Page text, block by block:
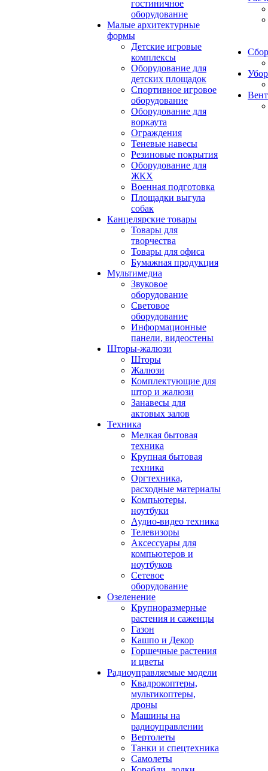
гостиничное
оборудование
Малые архитектурные
формы
Детские игровые
комплексы
Оборудование для
детских площадок
Спортивное игровое
оборудование
Оборудование для
воркаута
Ограждения
Теневые навесы
Резиновые покрытия
Оборудование для
ЖКХ
Военная подготовка
Площадки выгула
собак
Канцелярские товары
Товары для
творчества
Товары для офиса
Бумажная продукция
Мультимедиа
Звуковое
оборудование
Световое
оборудование
Информационные
панели, видеостены
Шторы-жалюзи
Шторы
Жалюзи
Комплектующие для
штор и жалюзи
Занавесы для
актовых залов
Техника
Мелкая бытовая
техника
Крупная бытовая
техника
Оргтехника,
расходные материалы
Компьютеры,
ноутбуки
Аудио-видео техника
Телевизоры
Аксессуары для
компьютеров и
ноутбуков
Сетевое
оборудование
Озеленение
Крупноразмерные
растения и саженцы
Газон
Кашпо и Декор
Горшечные растения
и цветы
Радиоуправляемые модели
Квадрокоптеры,
мультикоптеры,
дроны
Машины на
радиоуправлении
Вертолеты
Танки и спецтехника
Самолеты